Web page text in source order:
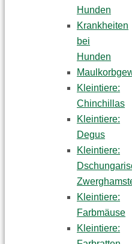
Hunden
Krankheiten
bei
Hunden
Kleintiere:
Chinchillas
Kleintiere:
Degus
Kleintiere:
Kleintiere:
Farbmäuse
Kleintiere: